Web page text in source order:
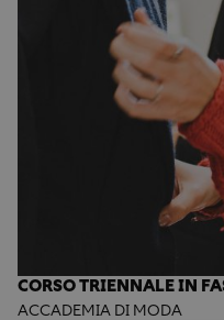
CORSO TRIENNALE IN
ACCADEMIA DI MODA